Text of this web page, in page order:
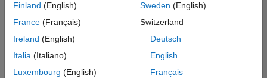
は
あ
り
ま
せ
ん。
Finland (English)
France (Français)
Ireland (English)
Italia (Italiano)
Luxembourg (English)
Sweden (English)
Switzerland
Deutsch
English
Français